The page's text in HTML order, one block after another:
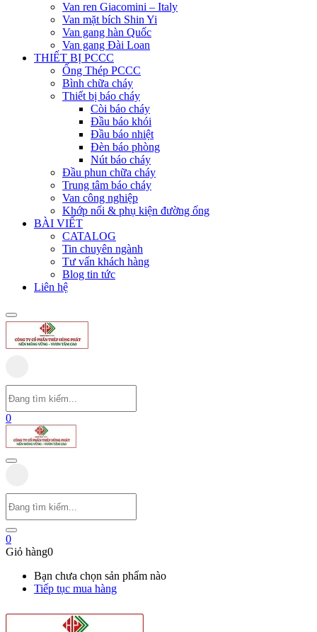
Van ren Giacomini – Italy
Van mặt bích Shin Yi
Van gang hàn Quốc
Van gang Đài Loan
THIẾT BỊ PCCC
Ống Thép PCCC
Bình chữa cháy
Thiết bị báo cháy
Còi báo cháy
Đầu báo khói
Đầu báo nhiệt
Đèn báo phòng
Nút báo cháy
Đầu phun chữa cháy
Trung tâm báo cháy
Van công nghiệp
Khớp nối & phụ kiện đường ống
BÀI VIẾT
CATALOG
Tin chuyên ngành
Tư vấn khách hàng
Blog tin tức
Liên hệ
0
0
Giỏ hàng0
Bạn chưa chọn sản phẩm nào
Tiếp tục mua hàng